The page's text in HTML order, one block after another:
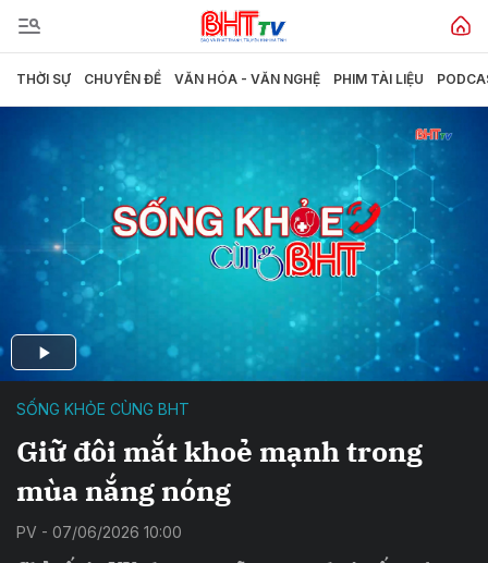
THỜI SỰ CHUYÊN ĐỀ VĂN HÓA - VĂN NGHỆ PHIM TÀI LIỆU
SỐNG KHỎE CÙNG BHT
Giữ đôi mắt khoẻ mạnh trong
mùa nắng nóng
PV - 07/06/2026 10:00